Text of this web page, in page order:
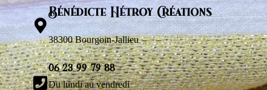
Bénédicte Hétroy Créations
38300 Bourgoin-Jallieu
06 23 99 79 88
Du lundi au vendredi